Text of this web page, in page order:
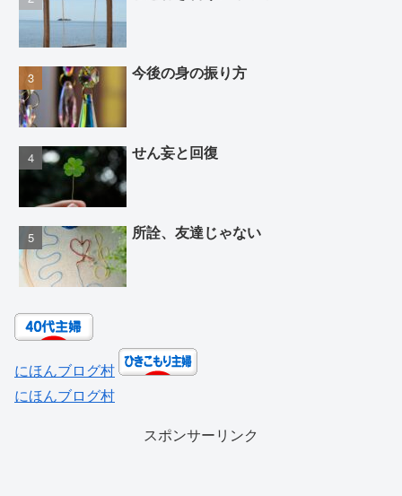
今後の身の振り方
せん妄と回復
所詮、友達じゃない
にほんブログ村
にほんブログ村
スポンサーリンク